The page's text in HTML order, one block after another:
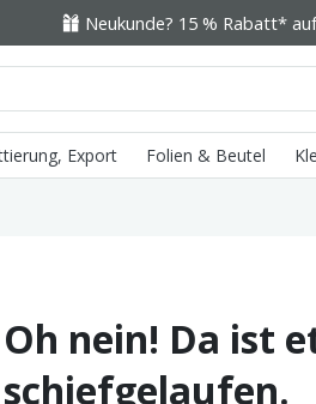
Neukunde? 15 % Rabatt*
Export Folien & Beutel
Oh nein! Da ist
schiefgelaufen.